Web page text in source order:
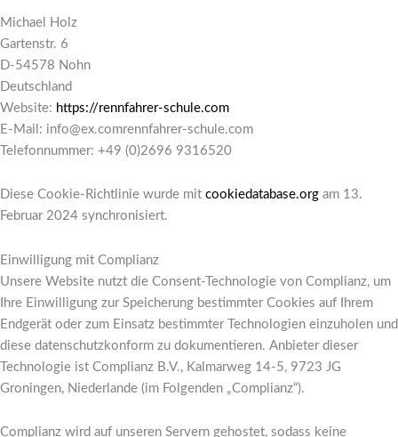
Michael Holz
Gartenstr. 6
D-54578 Nohn
Deutschland
Website: https://rennfahrer-schule.com
E-Mail: info@ex.comrennfahrer-schule.com
Telefonnummer: +49 (0)2696 9316520
Diese Cookie-Richtlinie wurde mit cookiedatabase.org am 13.
Februar 2024 synchronisiert.
Einwilligung mit Complianz
Unsere Website nutzt die Consent-Technologie von Complianz, um
Ihre Einwilligung zur Speicherung bestimmter Cookies auf Ihrem
Endgerät oder zum Einsatz bestimmter Technologien einzuholen und
diese datenschutzkonform zu dokumentieren. Anbieter dieser
Technologie ist Complianz B.V., Kalmarweg 14-5, 9723 JG
Groningen, Niederlande (im Folgenden „Complianz“).
Complianz wird auf unseren Servern gehostet, sodass keine